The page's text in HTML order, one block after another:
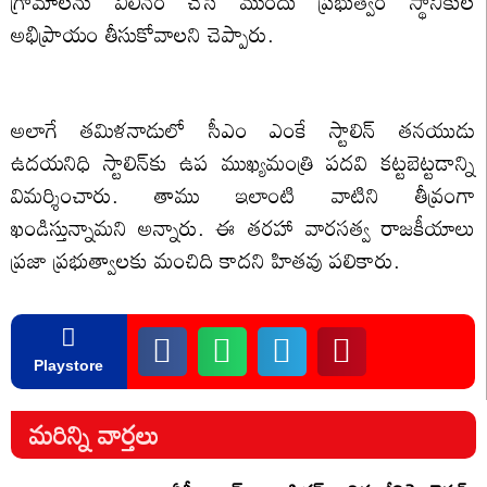
అభిప్రాయం తీసుకోవాల‌ని చెప్పారు.
అలాగే త‌మిళ‌నాడులో సీఎం ఎంకే స్టాలిన్ త‌న‌యుడు
ఉద‌య‌నిధి స్టాలిన్‌కు ఉప ముఖ్య‌మంత్రి ప‌ద‌వి క‌ట్ట‌బెట్ట‌డాన్ని
విమ‌ర్శించారు. తాము ఇలాంటి వాటిని తీవ్రంగా
ఖండిస్తున్నామ‌ని అన్నారు. ఈ త‌ర‌హా వార‌స‌త్వ రాజ‌కీయాలు
ప్ర‌జా ప్ర‌భుత్వాల‌కు మంచిది కాద‌ని హిత‌వు ప‌లికారు.
Playstore
మరిన్ని వార్తలు